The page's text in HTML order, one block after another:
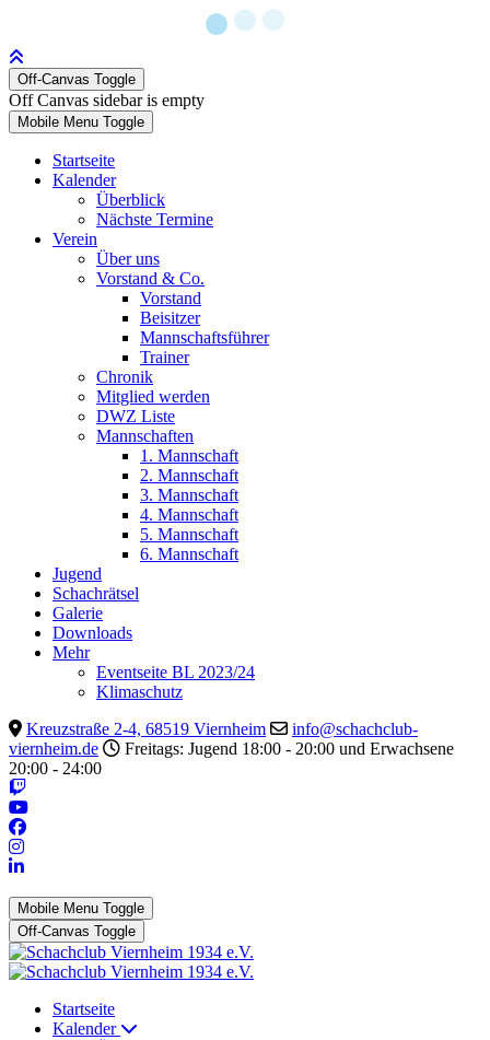
Off-Canvas Toggle
Off Canvas sidebar is empty
Mobile Menu Toggle
Startseite
Kalender
Überblick
Nächste Termine
Verein
Über uns
Vorstand & Co.
Vorstand
Beisitzer
Mannschaftsführer
Trainer
Chronik
Mitglied werden
DWZ Liste
Mannschaften
1. Mannschaft
2. Mannschaft
3. Mannschaft
4. Mannschaft
5. Mannschaft
6. Mannschaft
Jugend
Schachrätsel
Galerie
Downloads
Mehr
Eventseite BL 2023/24
Klimaschutz
Kreuzstraße 2-4, 68519 Viernheim
info@schachclub-
viernheim.de
Freitags: Jugend 18:00 - 20:00 und Erwachsene
20:00 - 24:00
Mobile Menu Toggle
Off-Canvas Toggle
Startseite
Kalender